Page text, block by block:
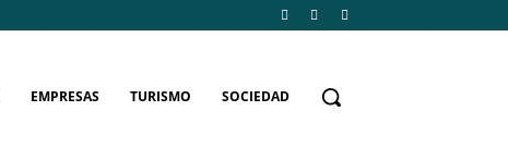
EMPRESAS TURISMO SOCIEDAD